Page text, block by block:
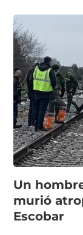
Un
murió
Escobar